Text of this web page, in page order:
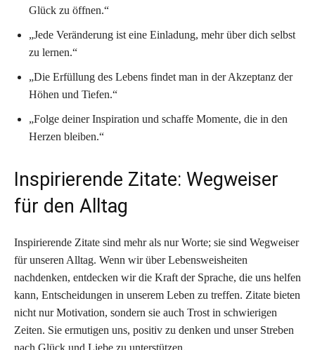
Glück zu öffnen.“
„Jede Veränderung ist eine Einladung, mehr über dich selbst
zu lernen.“
„Die Erfüllung des Lebens findet man in der Akzeptanz der
Höhen und Tiefen.“
„Folge deiner Inspiration und schaffe Momente, die in den
Herzen bleiben.“
Inspirierende Zitate: Wegweiser
für den Alltag
Inspirierende Zitate sind mehr als nur Worte; sie sind Wegweiser
für unseren Alltag. Wenn wir über Lebensweisheiten
nachdenken, entdecken wir die Kraft der Sprache, die uns helfen
kann, Entscheidungen in unserem Leben zu treffen. Zitate bieten
nicht nur Motivation, sondern sie auch Trost in schwierigen
Zeiten. Sie ermutigen uns, positiv zu denken und unser Streben